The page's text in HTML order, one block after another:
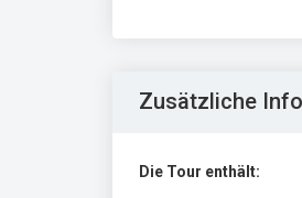
Zusätzliche
Die Tour enthält: